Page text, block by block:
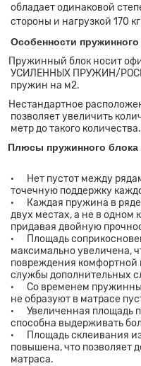
обладает одинаковой
стороны и нагрузкой 170
пружинного
блок носит
УСИЛЕННЫХ ПРУЖИН/
пружин на м2.
позволяет увеличить
метр до такого количества.
пружинного блока
· Нет пустот между
точечную поддержку
· Каждая пружина в ряде
двух местах, а не в одном
придавая двойную
· Площадь
максимально увеличена,
повреждения
службы дополнительных
· Со временем
не образуют в матрасе
· Увеличенная площадь
способна выдерживать
· Площадь склеивания
повышена, что позволяет
матраса.